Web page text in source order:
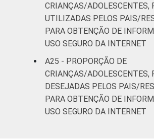
CRIANÇAS/ADOLESCENTES,
UTILIZADAS PELOS PAIS/
PARA OBTENÇÃO DE
USO SEGURO DA INTERNET
A25 - PROPORÇÃO DE
CRIANÇAS/ADOLESCENTES,
DESEJADAS PELOS PAIS/
PARA OBTENÇÃO DE
USO SEGURO DA INTERNET